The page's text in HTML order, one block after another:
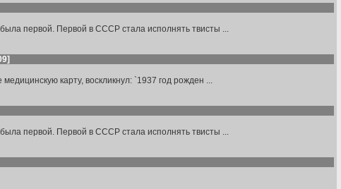
первой. Первой в СССР стала исполнять твисты ...
карту, воскликнул: `1937 год рожден ...
первой. Первой в СССР стала исполнять твисты ...